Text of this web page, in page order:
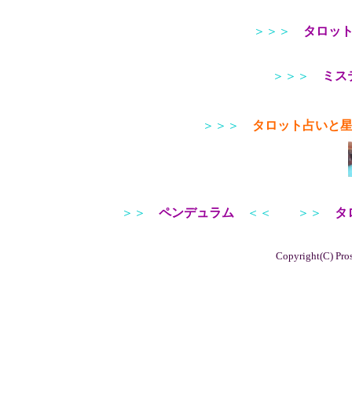
＞＞＞ タロッ
＞＞＞ ミス
＞＞＞ タロット占いと
＞＞ ペンデュラム ＜＜ ＞＞ タ
Copyright(C)